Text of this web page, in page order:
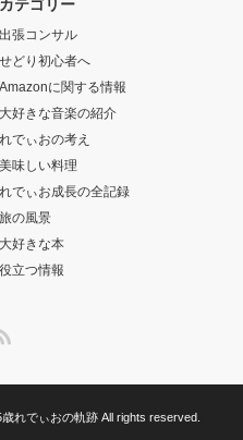
れでぃお成長の全記録
旅の風景
大好きな本
役立つ情報
れでぃおの軌跡